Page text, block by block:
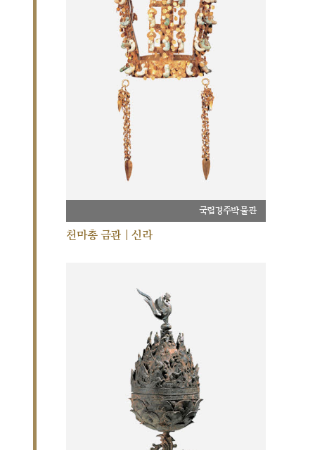
국립경주박물관
천마총 금관 | 신라